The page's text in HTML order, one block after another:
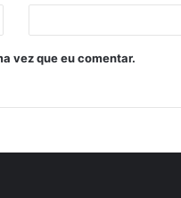
vez que eu comentar.